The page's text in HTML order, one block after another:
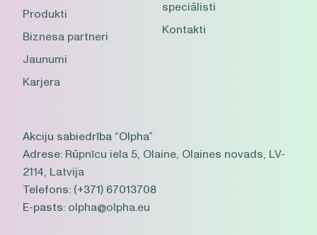
Akciju sabiedrība “Olpha”
Adrese: Rūpnīcu iela 5, Olaine, Olaines novads, LV-
2114, Latvija
Telefons: (+371) 67013708
E-pasts: olpha@olpha.eu
Produkti
Biznesa partneri
Jaunumi
Karjera
speciālisti
Kontakti